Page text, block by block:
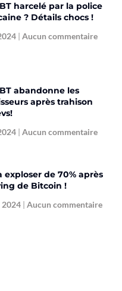
harcelé par la police
? Détails chocs !
Aucun commentaire
abandonne les
après trahison
Aucun commentaire
exploser de 70% après
de Bitcoin !
2024 Aucun commentaire